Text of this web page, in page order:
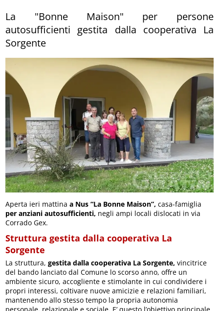
La "Bonne Maison" per persone
autosufficienti gestita dalla cooperativa La
Sorgente
Aperta ieri mattinaa Nus “La Bonne Maison”,casa-famiglia
per anziani autosufficienti, negli ampi locali dislocati in via
Corrado Gex.
Struttura gestita dalla cooperativa La
Sorgente
La struttura,gestita dalla cooperativa La Sorgente,vincitrice
del bando lanciato dal Comune lo scorso anno, offre un
ambiente sicuro, accogliente e stimolante in cui condividere i
propri interessi, coltivare nuove amicizie e relazioni familiari,
mantenendo allo stesso tempo la propria autonomia